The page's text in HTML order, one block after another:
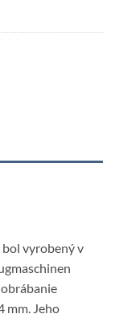
bol vyrobený v
mm. Jeho